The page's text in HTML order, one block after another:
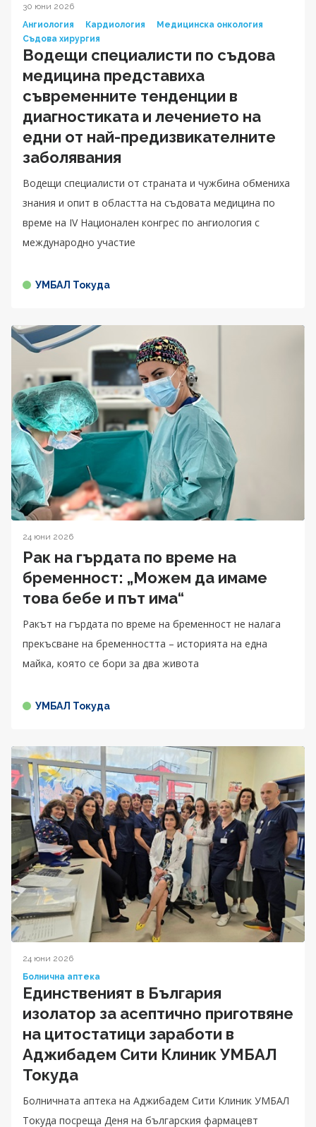
30 юни 2026
Ангиология
Кардиология
Медицинска онкология
Съдова хирургия
Водещи специалисти по съдова
медицина представиха
съвременните тенденции в
диагностиката и лечението на
едни от най-предизвикателните
заболявания
Водещи специалисти от страната и чужбина обмениха
знания и опит в областта на съдовата медицина по
време на IV Национален конгрес по ангиология с
международно участие
УМБАЛ Токуда
24 юни 2026
Рак на гърдата по време на
бременност: „Можем да имаме
това бебе и път има“
Ракът на гърдата по време на бременност не налага
прекъсване на бременността – историята на една
майка, която се бори за два живота
УМБАЛ Токуда
24 юни 2026
Болнична аптека
Единственият в България
изолатор за асептично приготвяне
на цитостатици заработи в
Аджибадем Сити Клиник УМБАЛ
Токуда
Болничната аптека на Аджибадем Сити Клиник УМБАЛ
Токуда посреща Деня на българския фармацевт